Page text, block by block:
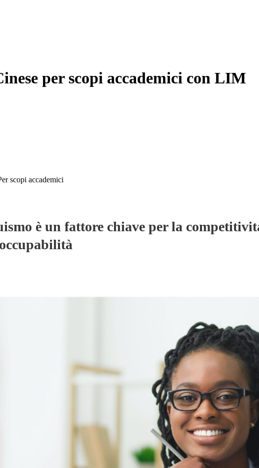
per scopi accademici con LIM
scopi accademici
è un fattore chiave per la